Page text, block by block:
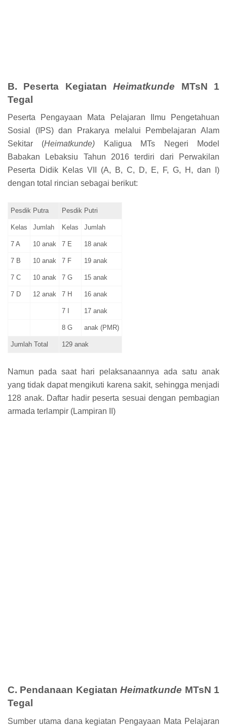
B. Peserta KegiatanHeimatkunde MTsN 1
Tegal
Peserta Pengayaan Mata Pelajaran Ilmu Pengetahuan
Sosial (IPS) dan Prakarya melalui Pembelajaran Alam
Sekitar (Heimatkunde) Kaligua MTs Negeri Model
Babakan Lebaksiu Tahun 2016 terdiri dari Perwakilan
Peserta Didik Kelas VII (A, B, C, D, E, F, G, H, dan I)
dengan total rincian sebagai berikut:
Pesdik Putra Pesdik Putri
Kelas Jumlah Kelas Jumlah
7 A 10 anak 7 E 18 anak
7 B 10 anak 7 F 19 anak
7 C 10 anak 7 G 15 anak
7 D 12 anak 7 H 16 anak
7 I 17 anak
8 G anak (PMR)
Jumlah Total 129 anak
Namun pada saat hari pelaksanaannya ada satu anak
yang tidak dapat mengikuti karena sakit, sehingga menjadi
128 anak. Daftar hadir peserta sesuai dengan pembagian
armada terlampir (Lampiran II)
C. Pendanaan KegiatanHeimatkunde MTsN 1
Tegal
Sumber utama dana kegiatan Pengayaan Mata Pelajaran